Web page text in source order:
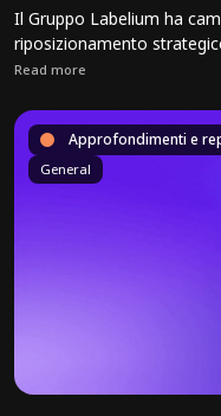
Il Gruppo Labelium ha
riposizionamento
Con sedi in 18 paesi,
Read more
Approfondimenti e
General